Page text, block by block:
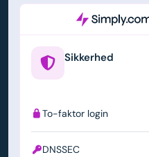
Sikkerhed
To-faktor login
DNSSEC